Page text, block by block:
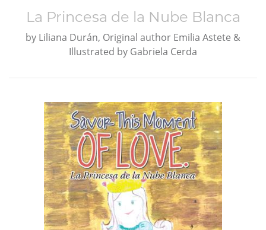
La Princesa de la Nube Blanca
by Liliana Durán, Original author Emilia Astete &
Illustrated by Gabriela Cerda